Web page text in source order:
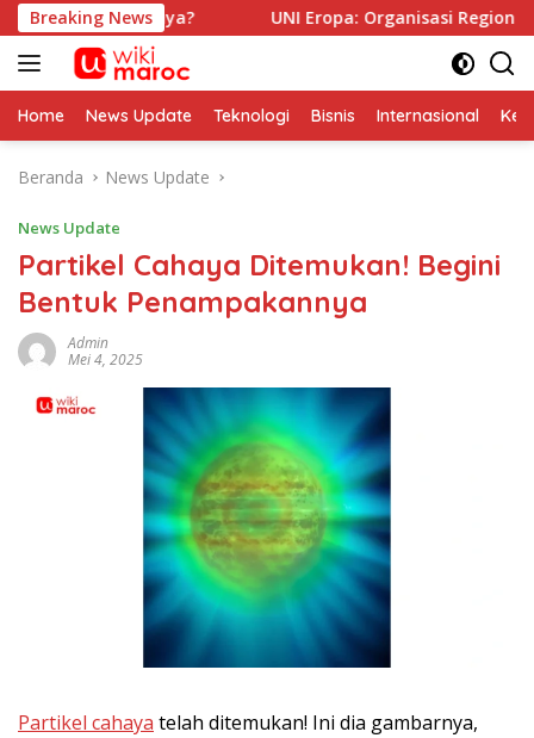
Langsung
ke
konten
Breaking News UNI Eropa: Organisasi Regional Kerja
Home News Update Teknologi Bisnis Internasional
Beranda News Update
News Update
Partikel Cahaya Ditemukan! Begini
Bentuk Penampakannya
Admin
Mei 4, 2025
Partikel cahaya telah ditemukan! Ini dia gambarnya,